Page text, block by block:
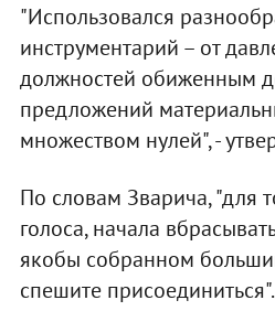
"Использовался
инструментарий – от
должностей обиженным
предложений
множеством нулей", -
По словам Зварича, "для
голоса, начала
якобы собранном
спешите присоединиться".